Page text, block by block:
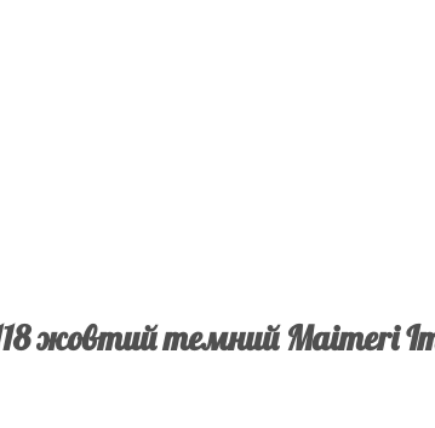
жовтий темний Maimeri